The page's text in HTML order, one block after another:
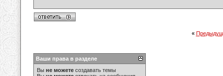
«
Ваши права в разделе
Вы не можете создавать темы